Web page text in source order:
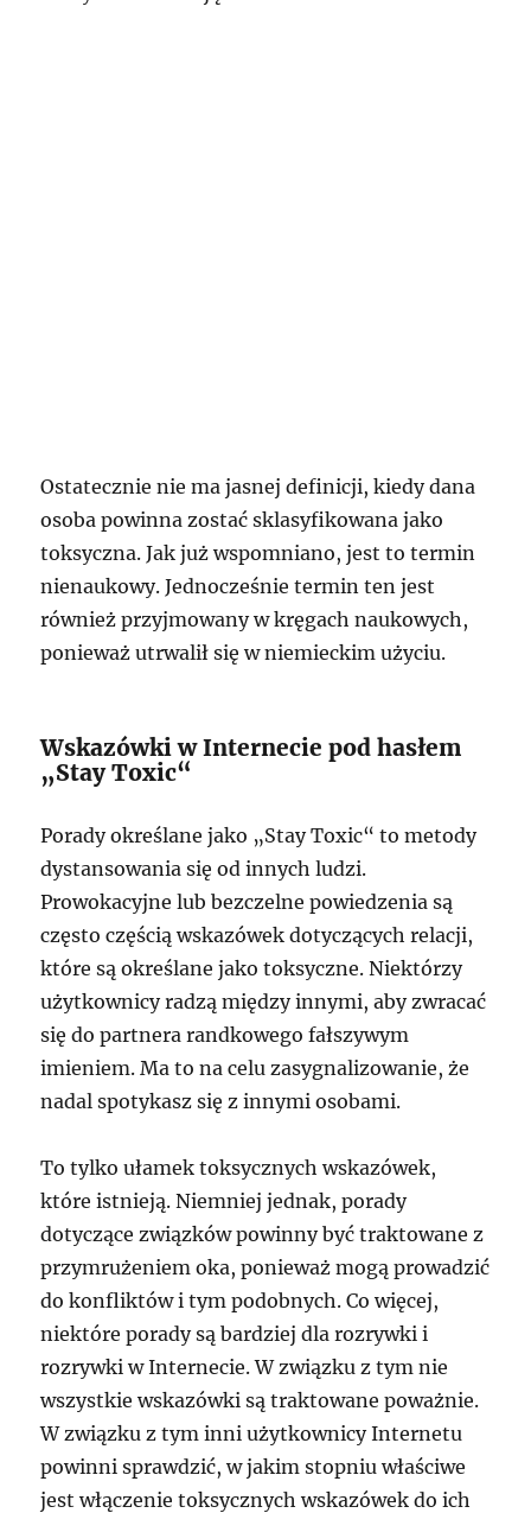
Ostatecznie nie ma jasnej definicji, kiedy dana
osoba powinna zostać sklasyfikowana jako
toksyczna. Jak już wspomniano, jest to termin
nienaukowy. Jednocześnie termin ten jest
również przyjmowany w kręgach naukowych,
ponieważ utrwalił się w niemieckim użyciu.
Wskazówki w Internecie pod hasłem
„Stay Toxic“
Porady określane jako „Stay Toxic“ to metody
dystansowania się od innych ludzi.
Prowokacyjne lub bezczelne powiedzenia są
często częścią wskazówek dotyczących relacji,
które są określane jako toksyczne. Niektórzy
użytkownicy radzą między innymi, aby zwracać
się do partnera randkowego fałszywym
imieniem. Ma to na celu zasygnalizowanie, że
nadal spotykasz się z innymi osobami.
To tylko ułamek toksycznych wskazówek,
które istnieją. Niemniej jednak, porady
dotyczące związków powinny być traktowane z
przymrużeniem oka, ponieważ mogą prowadzić
do konfliktów i tym podobnych. Co więcej,
niektóre porady są bardziej dla rozrywki i
rozrywki w Internecie. W związku z tym nie
wszystkie wskazówki są traktowane poważnie.
W związku z tym inni użytkownicy Internetu
powinni sprawdzić, w jakim stopniu właściwe
jest włączenie toksycznych wskazówek do ich